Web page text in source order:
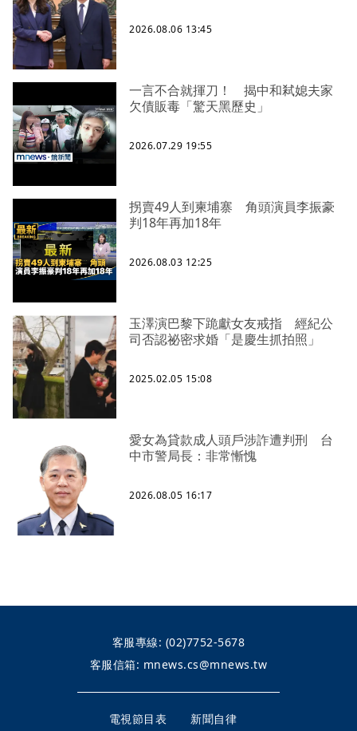
2026.08.06 13:45
一言不合就揮刀！ 揭中和弒媳夫家
欠債販毒「驚天黑歷史」
2026.07.29 19:55
拐賣49人到柬埔寨 角頭演員李振豪
判18年再加18年
2026.08.03 12:25
玉澤演巴黎下跪獻女友戒指 經紀公
司否認祕密求婚「是慶生抓拍照」
2025.02.05 15:08
愛女為貸款成人頭戶涉詐遭判刑 台
中市警局長：非常慚愧
2026.08.05 16:17
客服專線: (02)7752-5678
客服信箱: mnews.cs@mnews.tw
電視節目表 新聞自律